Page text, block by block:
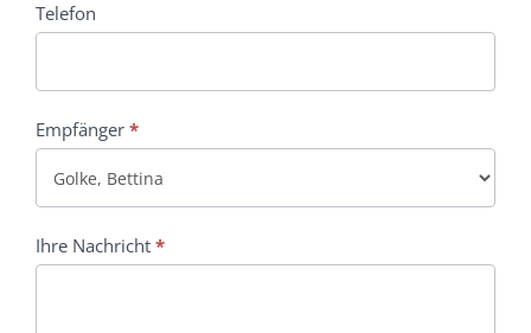
Telefon
Empfänger *
Ihre Nachricht *